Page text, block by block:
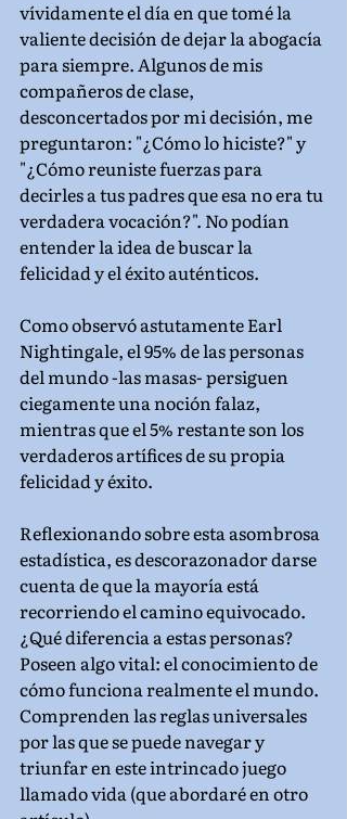
vívidamente el día en que tomé la
valiente decisión de dejar la abogacía
para siempre. Algunos de mis
compañeros de clase,
desconcertados por mi decisión, me
preguntaron: "¿Cómo lo hiciste?" y
"¿Cómo reuniste fuerzas para
decirles a tus padres que esa no era tu
verdadera vocación?". No podían
entender la idea de buscar la
felicidad y el éxito auténticos.
Como observó astutamente Earl
Nightingale, el 95% de las personas
del mundo -las masas- persiguen
ciegamente una noción falaz,
mientras que el 5% restante son los
verdaderos artífices de su propia
felicidad y éxito.
Reflexionando sobre esta asombrosa
estadística, es descorazonador darse
cuenta de que la mayoría está
recorriendo el camino equivocado.
¿Qué diferencia a estas personas?
Poseen algo vital: el conocimiento de
cómo funciona realmente el mundo.
Comprenden las reglas universales
por las que se puede navegar y
triunfar en este intrincado juego
llamado vida (que abordaré en otro